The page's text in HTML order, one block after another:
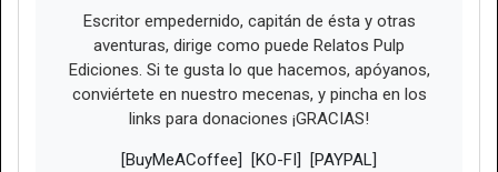
Escritor empedernido, capitán de ésta y otras
aventuras, dirige como puede Relatos Pulp
Ediciones. Si te gusta lo que hacemos, apóyanos,
conviértete en nuestro mecenas, y pincha en los
links para donaciones ¡GRACIAS!
[BuyMeACoffee] [KO-FI] [PAYPAL]